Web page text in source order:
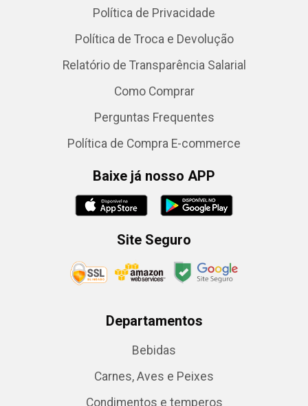
Política de Privacidade
Política de Troca e Devolução
Relatório de Transparência Salarial
Como Comprar
Perguntas Frequentes
Política de Compra E-commerce
Baixe já nosso APP
Site Seguro
Departamentos
Bebidas
Carnes, Aves e Peixes
Condimentos e temperos